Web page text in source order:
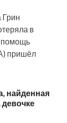
Грин
в
помощь
пришёл
найденная
девочке